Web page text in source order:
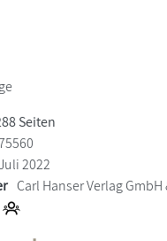
Seiten
2022
Carl Hanser Verlag GmbH